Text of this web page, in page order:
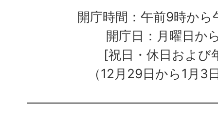
開庁時間：午前9時か
開庁日：月曜日か
[祝日・休日および
（12月29日から1月3